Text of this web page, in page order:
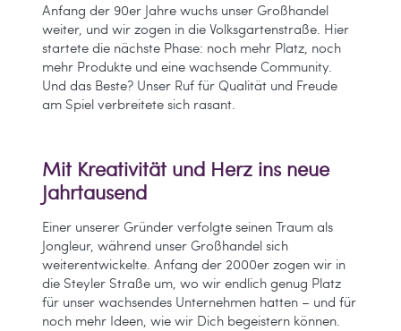
Anfang der 90er Jahre wuchs unser Großhandel
weiter, und wir zogen in die Volksgartenstraße. Hier
startete die nächste Phase: noch mehr Platz, noch
mehr Produkte und eine wachsende Community.
Und das Beste? Unser Ruf für Qualität und Freude
am Spiel verbreitete sich rasant.
Mit Kreativität und Herz ins neue
Jahrtausend
Einer unserer Gründer verfolgte seinen Traum als
Jongleur, während unser Großhandel sich
weiterentwickelte. Anfang der 2000er zogen wir in
die Steyler Straße um, wo wir endlich genug Platz
für unser wachsendes Unternehmen hatten – und für
noch mehr Ideen, wie wir Dich begeistern können.